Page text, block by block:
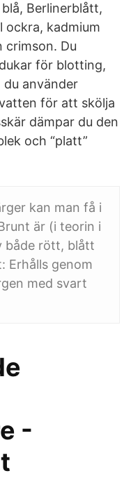
Berlinerblått,
ockra, kadmium
crimson. Du
för blotting,
använder
för att skölja
dämpar du den
och “platt”
kan man få i
är (i teorin i
både rött, blått
Erhålls genom
med svart
-